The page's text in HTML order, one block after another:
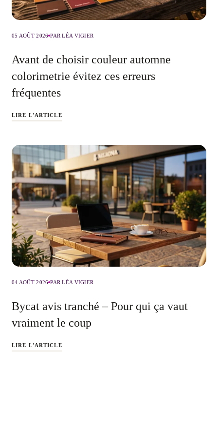
05 AOÛT 2026 PAR LÉA VIGIER
Avant de choisir couleur automne
colorimetrie évitez ces erreurs
fréquentes
LIRE L'ARTICLE
04 AOÛT 2026 PAR LÉA VIGIER
Bycat avis tranché – Pour qui ça vaut
vraiment le coup
LIRE L'ARTICLE